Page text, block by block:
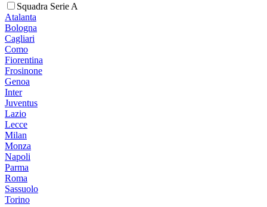
Squadra Serie A
Atalanta
Bologna
Cagliari
Como
Fiorentina
Frosinone
Genoa
Inter
Juventus
Lazio
Lecce
Milan
Monza
Napoli
Parma
Roma
Sassuolo
Torino